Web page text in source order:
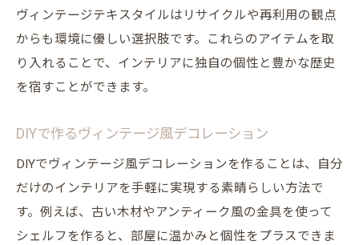
ヴィンテージテキスタイルはリサイクルや再利用の観点
からも環境に優しい選択肢です。これらのアイテムを取
り入れることで、インテリアに独自の個性と豊かな歴史
を宿すことができます。
DIYで作るヴィンテージ風デコレーション
DIYでヴィンテージ風デコレーションを作ることは、自分
だけのインテリアを手軽に実現する素晴らしい方法で
す。例えば、古い木材やアンティーク風の金具を使って
シェルフを作ると、部屋に温かみと個性をプラスできま